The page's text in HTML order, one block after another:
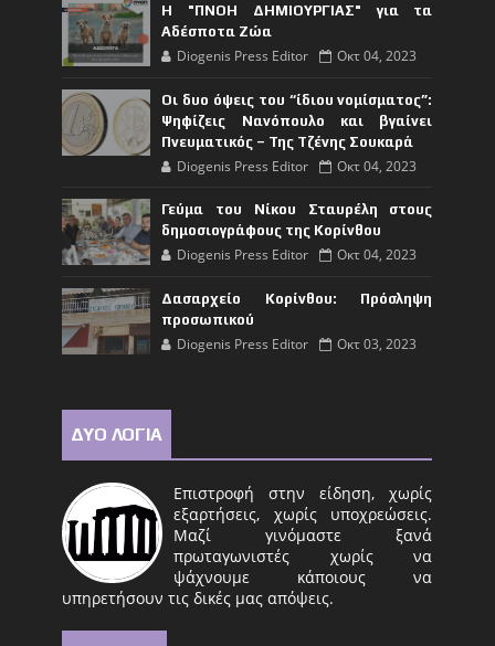
Η "ΠΝΟΗ ΔΗΜΙΟΥΡΓΙΑΣ" για τα
Αδέσποτα Ζώα
Diogenis Press Editor Οκτ 04, 2023
Οι δυο όψεις του “ίδιου νομίσματος”:
Ψηφίζεις Νανόπουλο και βγαίνει
Πνευματικός – Της Τζένης Σουκαρά
Diogenis Press Editor Οκτ 04, 2023
Γεύμα του Νίκου Σταυρέλη στους
δημοσιογράφους της Κορίνθου
Diogenis Press Editor Οκτ 04, 2023
Δασαρχείο Κορίνθου: Πρόσληψη
προσωπικού
Diogenis Press Editor Οκτ 03, 2023
ΔΥΟ ΛΟΓΙΑ
Επιστροφή στην είδηση, χωρίς
εξαρτήσεις, χωρίς υποχρεώσεις.
Μαζί γινόμαστε ξανά
πρωταγωνιστές χωρίς να
ψάχνουμε κάποιους να
υπηρετήσουν τις δικές μας απόψεις.